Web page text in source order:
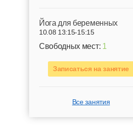
Йога для беременных
10.08 13:15-15:15
Свободных мест: 1
Записаться на занятие
Все занятия